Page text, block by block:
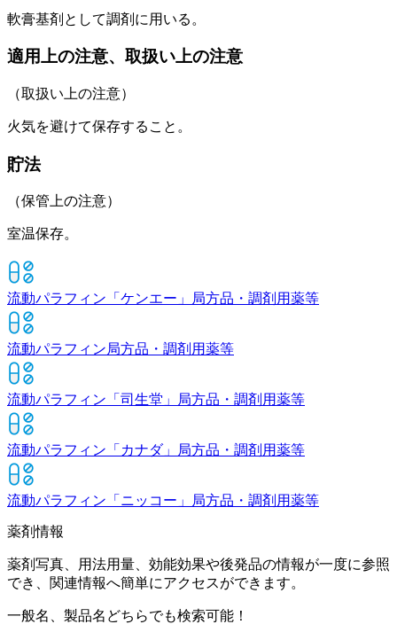
軟膏基剤として調剤に用いる。
適用上の注意、取扱い上の注意
（取扱い上の注意）
火気を避けて保存すること。
貯法
（保管上の注意）
室温保存。
流動パラフィン「ケンエー」 局方品・調剤用薬等
流動パラフィン局方品・調剤用薬等
流動パラフィン「司生堂」 局方品・調剤用薬等
流動パラフィン「カナダ」 局方品・調剤用薬等
流動パラフィン「ニッコー」 局方品・調剤用薬等
薬剤情報
薬剤写真、用法用量、効能効果や後発品の情報が一度に参照
でき、関連情報へ簡単にアクセスができます。
一般名、製品名どちらでも検索可能！